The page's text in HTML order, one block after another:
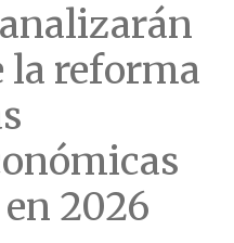
la reforma
2026